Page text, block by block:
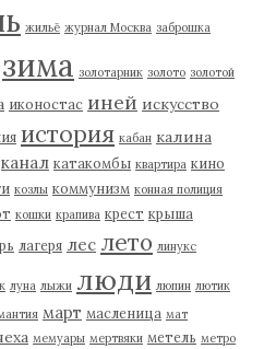
жильё журнал Москва заброшка
зима золотарник золото золотой
иконостас иней искусство
история кабан калина
канал катакомбы квартира кино
козлы коммунизм конная полиция
кошки крапива крест крыша
лагеря лес лето линукс
луна лыжи люди люпин лютик
март масленица мат
мемуары мертвяки метель метро